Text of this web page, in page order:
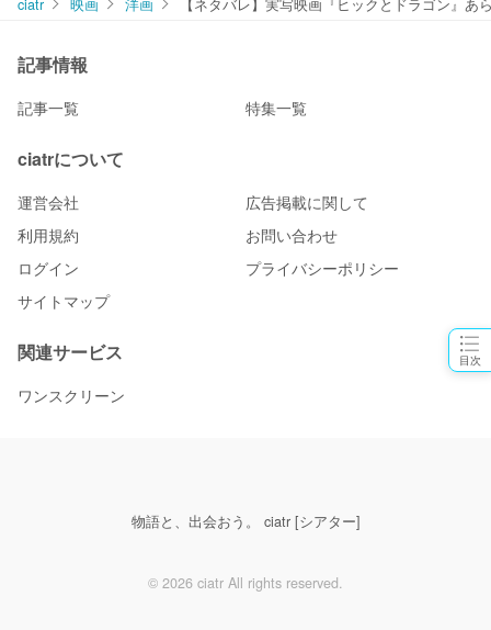
目次
ciatr 映画 洋画 【ネタバレ】実写映画『ヒックとドラゴン』
記事情報
記事一覧 特集一覧
ciatrについて
運営会社
広告掲載に関して
利用規約
お問い合わせ
ログイン
プライバシーポリシー
サイトマップ
関連サービス
ワンスクリーン
物語と、出会おう。 ciatr [シアター]
© 2026 ciatr All rights reserved.